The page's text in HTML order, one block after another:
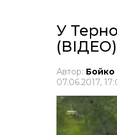
У
(ВІДЕО)
Автор: Бойко
07.06.2017,